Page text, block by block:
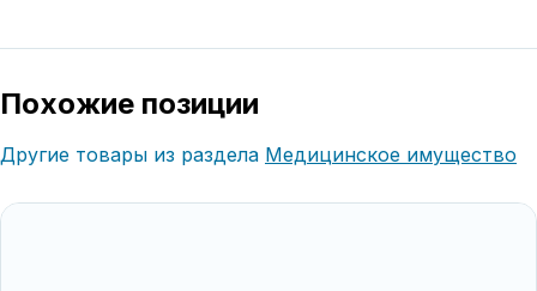
Похожие позиции
Другие товары из раздела Медицинское имущество